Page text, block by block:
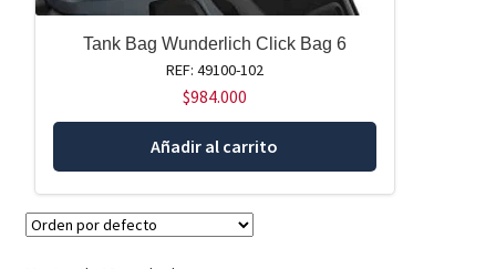
Tank Bag Wunderlich Click Bag 6
REF: 49100-102
$984.000
Añadir al carrito